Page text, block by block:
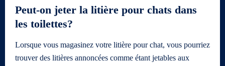
Peut-on jeter la litière pour chats dans
les toilettes?
Lorsque vous magasinez votre litière pour chat, vous pourriez
trouver des litières annoncées comme étant jetables aux